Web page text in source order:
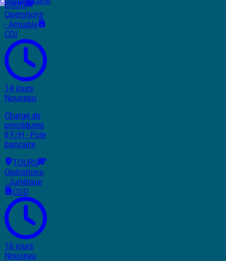
LOUIS
Opérations
- Amiable
CDI
14 jours
Nouveau
Chargé de
procédures
II F/H - Pole
bancaire
TOURS
Opérations
- Juridique
CDD
16 jours
Nouveau